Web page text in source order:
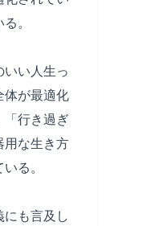
。
いい人生っ
体が最適化
「行き過ぎ
用な生き方
る。
にも言及し